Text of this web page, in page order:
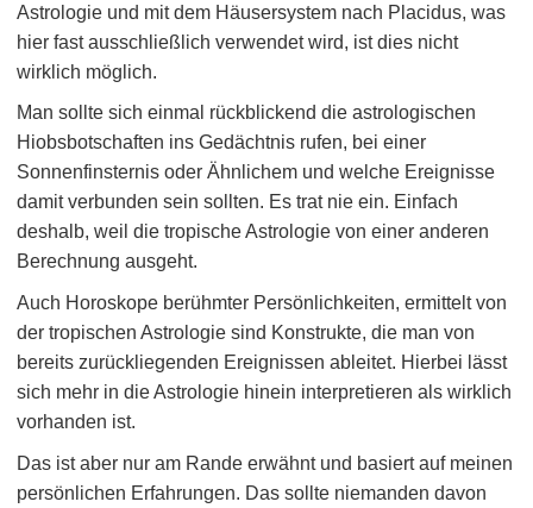
Astrologie und mit dem Häusersystem nach Placidus, was
hier fast ausschließlich verwendet wird, ist dies nicht
wirklich möglich.
Man sollte sich einmal rückblickend die astrologischen
Hiobsbotschaften ins Gedächtnis rufen, bei einer
Sonnenfinsternis oder Ähnlichem und welche Ereignisse
damit verbunden sein sollten. Es trat nie ein. Einfach
deshalb, weil die tropische Astrologie von einer anderen
Berechnung ausgeht.
Auch Horoskope berühmter Persönlichkeiten, ermittelt von
der tropischen Astrologie sind Konstrukte, die man von
bereits zurückliegenden Ereignissen ableitet. Hierbei lässt
sich mehr in die Astrologie hinein interpretieren als wirklich
vorhanden ist.
Das ist aber nur am Rande erwähnt und basiert auf meinen
persönlichen Erfahrungen. Das sollte niemanden davon